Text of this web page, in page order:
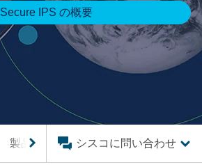
Secure IPS の概要
製品 サービス リソース サ
シスコに問い合わせ